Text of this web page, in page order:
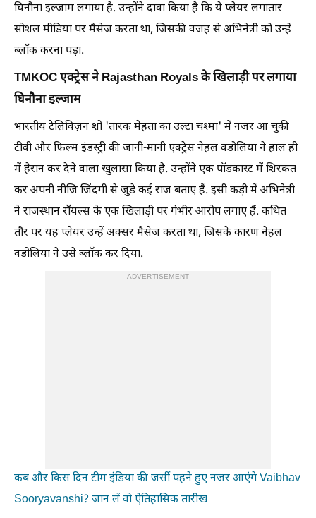
घिनौना इल्जाम लगाया है. उन्होंने दावा किया है कि ये प्लेयर लगातार
सोशल मीडिया पर मैसेज करता था, जिसकी वजह से अभिनेत्री को उन्हें
ब्लॉक करना पड़ा.
TMKOC एक्ट्रेस ने Rajasthan Royals के खिलाड़ी पर लगाया
घिनौना इल्जाम
भारतीय टेलिविज़न शो 'तारक मेहता का उल्टा चश्मा' में नजर आ चुकी
टीवी और फिल्म इंडस्ट्री की जानी-मानी एक्ट्रेस नेहल वडोलिया ने हाल ही
में हैरान कर देने वाला खुलासा किया है. उन्होंने एक पॉडकास्ट में शिरकत
कर अपनी नीजि जिंदगी से जुड़े कई राज बताए हैं. इसी कड़ी में अभिनेत्री
ने राजस्थान रॉयल्स के एक खिलाड़ी पर गंभीर आरोप लगाए हैं. कथित
तौर पर यह प्लेयर उन्हें अक्सर मैसेज करता था, जिसके कारण नेहल
वडोलिया ने उसे ब्लॉक कर दिया.
ADVERTISEMENT
कब और किस दिन टीम इंडिया की जर्सी पहने हुए नजर आएंगे Vaibhav
Sooryavanshi? जान लें वो ऐतिहासिक तारीख